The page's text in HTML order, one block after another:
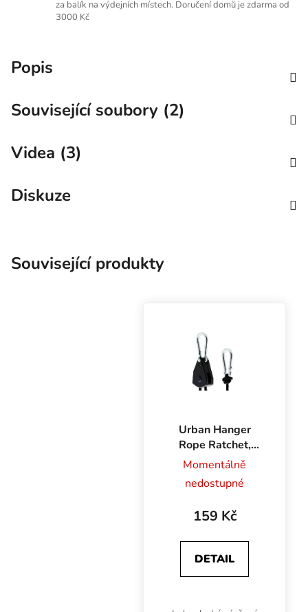
za balík na výdejních místech. Doručení domů je zdarma od
3000 Kč
Popis
Související soubory (2)
Videa (3)
Diskuze
Související produkty
Urban Hanger
Rope Ratchet,
nosnost 48 kg
Momentálně
nedostupné
159 Kč
DETAIL